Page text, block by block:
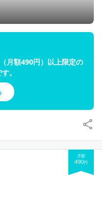
月額490円）以上限定の
。
月額
490円